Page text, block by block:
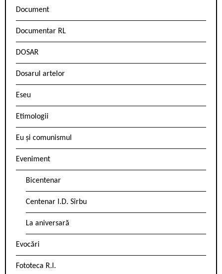
Document
Documentar RL
DOSAR
Dosarul artelor
Eseu
Etimologii
Eu și comunismul
Eveniment
Bicentenar
Centenar I.D. Sîrbu
La aniversară
Evocări
Fototeca R.l.